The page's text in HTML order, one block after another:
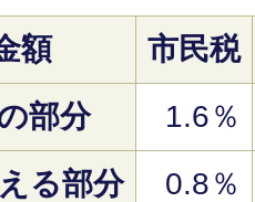
額
市民税
部分
1.6％
る部分
0.8％